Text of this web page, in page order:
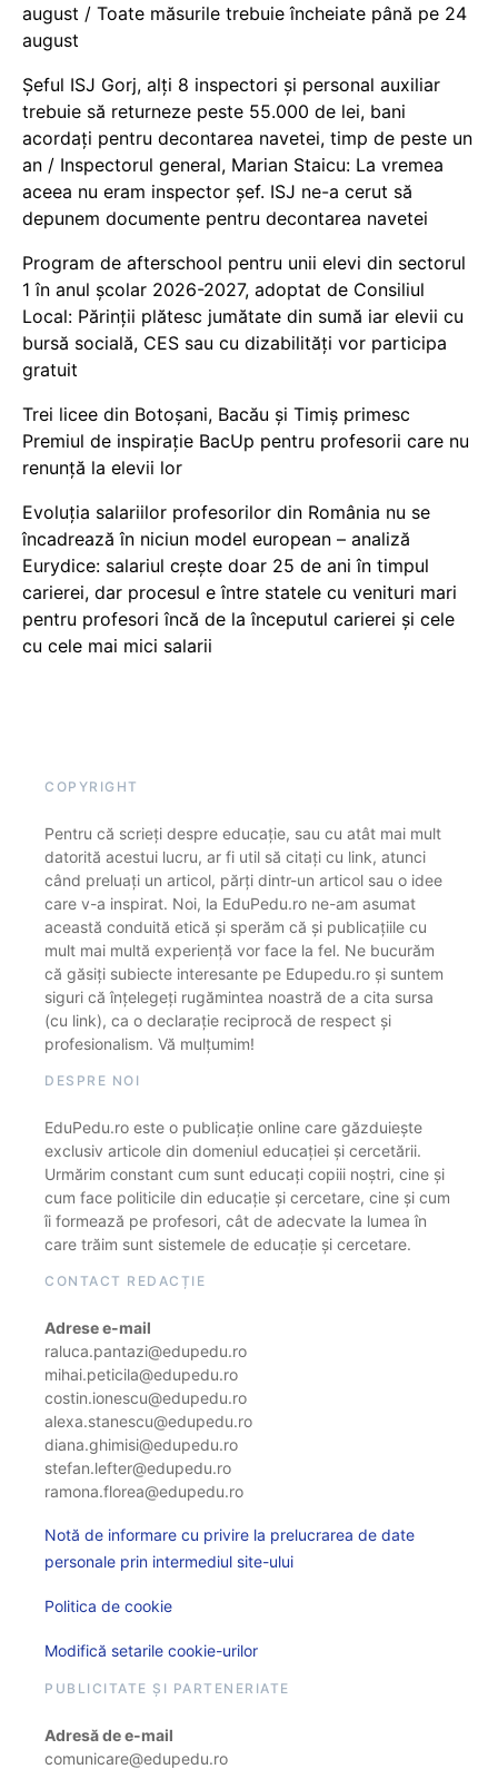
august / Toate măsurile trebuie încheiate până pe 24
august
Șeful ISJ Gorj, alți 8 inspectori și personal auxiliar
trebuie să returneze peste 55.000 de lei, bani
acordați pentru decontarea navetei, timp de peste un
an / Inspectorul general, Marian Staicu: La vremea
aceea nu eram inspector șef. ISJ ne-a cerut să
depunem documente pentru decontarea navetei
Program de afterschool pentru unii elevi din sectorul
1 în anul școlar 2026-2027, adoptat de Consiliul
Local: Părinții plătesc jumătate din sumă iar elevii cu
bursă socială, CES sau cu dizabilităţi vor participa
gratuit
Trei licee din Botoșani, Bacău și Timiș primesc
Premiul de inspirație BacUp pentru profesorii care nu
renunță la elevii lor
Evoluția salariilor profesorilor din România nu se
încadrează în niciun model european – analiză
Eurydice: salariul crește doar 25 de ani în timpul
carierei, dar procesul e între statele cu venituri mari
pentru profesori încă de la începutul carierei și cele
cu cele mai mici salarii
COPYRIGHT
Pentru că scrieți despre educație, sau cu atât mai mult
datorită acestui lucru, ar fi util să citați cu link, atunci
când preluați un articol, părți dintr-un articol sau o idee
care v-a inspirat. Noi, la EduPedu.ro ne-am asumat
această conduită etică și sperăm că și publicațiile cu
mult mai multă experiență vor face la fel. Ne bucurăm
că găsiți subiecte interesante pe Edupedu.ro și suntem
siguri că înțelegeți rugămintea noastră de a cita sursa
(cu link), ca o declarație reciprocă de respect și
profesionalism. Vă mulțumim!
DESPRE NOI
EduPedu.ro este o publicație online care găzduiește
exclusiv articole din domeniul educației și cercetării.
Urmărim constant cum sunt educați copiii noștri, cine și
cum face politicile din educație și cercetare, cine și cum
îi formează pe profesori, cât de adecvate la lumea în
care trăim sunt sistemele de educație și cercetare.
CONTACT REDACȚIE
Adrese e-mail
raluca.pantazi@edupedu.ro
mihai.peticila@edupedu.ro
costin.ionescu@edupedu.ro
alexa.stanescu@edupedu.ro
diana.ghimisi@edupedu.ro
stefan.lefter@edupedu.ro
ramona.florea@edupedu.ro
Notă de informare cu privire la prelucrarea de date
personale prin intermediul site-ului
Politica de cookie
Modifică setarile cookie-urilor
PUBLICITATE ȘI PARTENERIATE
Adresă de e-mail
comunicare@edupedu.ro